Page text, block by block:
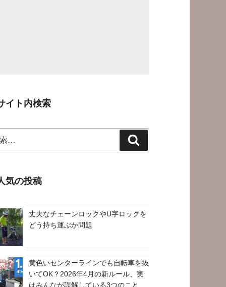
イト内検索
索
気の投稿
丈夫なチェーンロックやU字ロックを
どう持ち運ぶか問題
黄色いセンターラインでも自転車を抜
いてOK？2026年4月の新ルール、実
はみんなが誤解している3つのこと